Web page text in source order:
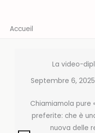
contenu
Accueil
La video-
Septembre 6, 2025
Chiamiamola pure
preferite: che è
nuova delle